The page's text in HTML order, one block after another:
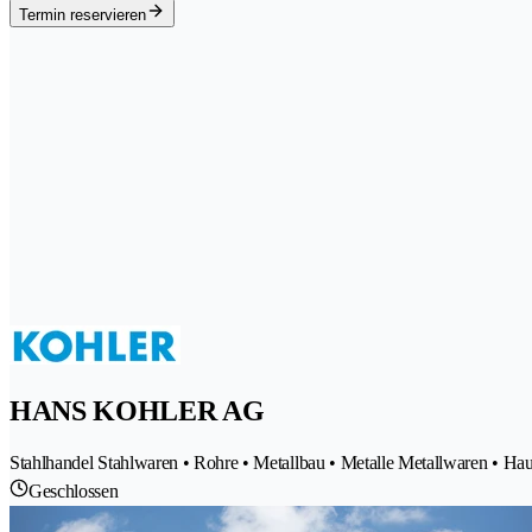
Termin reservieren
HANS KOHLER AG
Stahlhandel Stahlwaren • Rohre • Metallbau • Metalle Metallwaren •
Geschlossen